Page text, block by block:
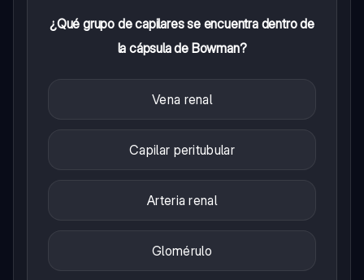
¿Qué grupo de capilares se encuentra dentro de
la cápsula de Bowman?
Vena renal
Capilar peritubular
Arteria renal
Glomérulo